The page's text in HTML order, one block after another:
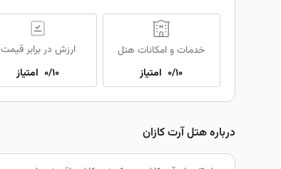
خدمات و امکانات هتل
0/10 امتیاز
ارزش در برابر قیمت
0/10 امتیاز
درباره هتل آرت کازان